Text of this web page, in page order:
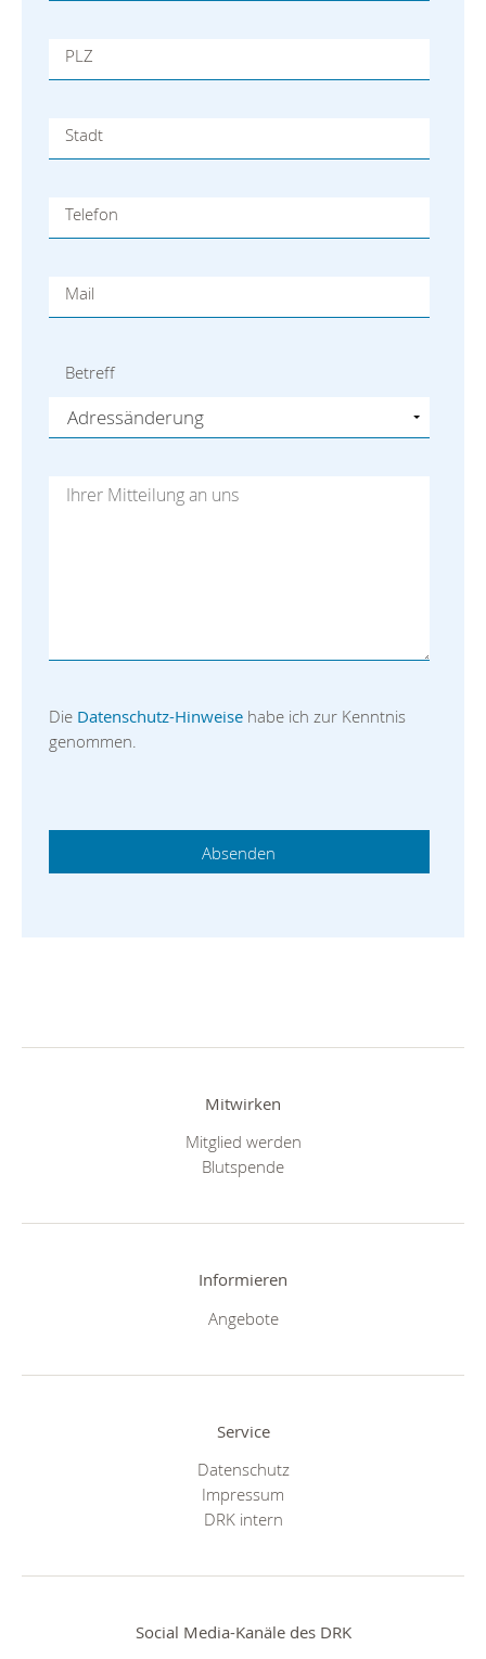
PLZ
Stadt
Telefon
Mail
Betreff
Die Datenschutz-Hinweise habe ich zur Kenntnis
genommen.
Mitwirken
Mitglied werden
Blutspende
Informieren
Angebote
Service
Datenschutz
Impressum
DRK intern
Social Media-Kanäle des DRK